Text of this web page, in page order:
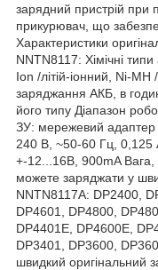
зарядний пристрій при
прикурювач, що
Характеристики
NNTN8117: Хімічні
Ion /літій-іонний, Ni-
заряджання АКБ, в
його типу Діапазон
ЗУ: мережевий
240 В, ~50-60 Гц, 0,125
+-12...16В, 900mA Вага,
можете заряджати у
NNTN8117A: DP2400,
DP4601, DP4800,
DP4401E, DP4600E,
DP3401, DP3600,
швидкий оригінальний